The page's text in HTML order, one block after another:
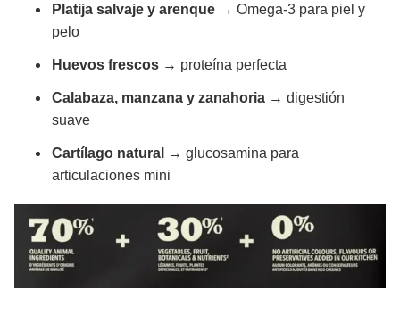
Platija salvaje y arenque → Omega-3 para piel y
pelo
Huevos frescos → proteína perfecta
Calabaza, manzana y zanahoria → digestión
suave
Cartílago natural
→ glucosamina para
articulaciones mini